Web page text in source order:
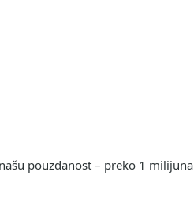
pouzdanost – preko 1 milijuna